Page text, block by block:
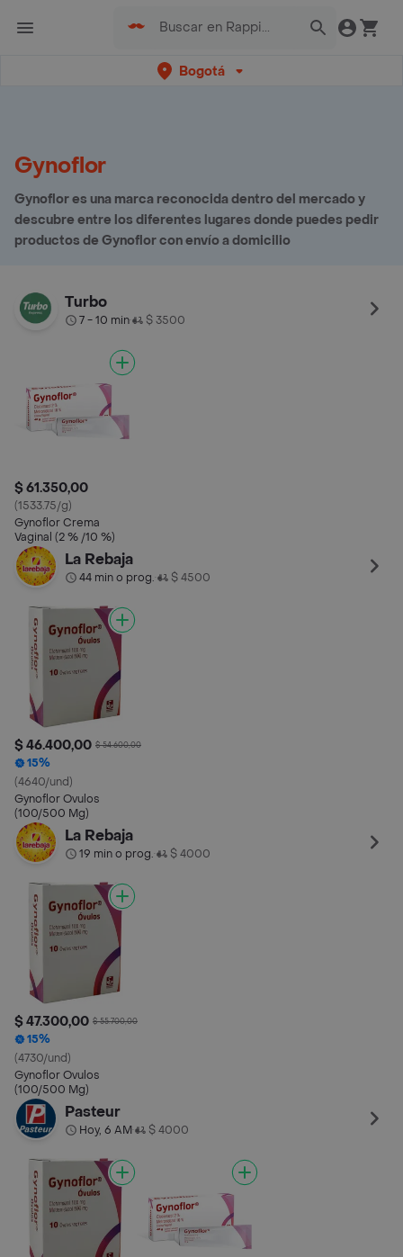
Bogotá
Gynoflor
Gynoflor es una marca reconocida dentro del mercado y
descubre entre los diferentes lugares donde puedes pedir
productos de Gynoflor con envío a domicilio
Turbo
7 - 10 min• $ 3500
$ 61.350,00
(1533.75/g)
Gynoflor Crema
Vaginal (2 % /10 %)
La Rebaja
44 min o prog.• $ 4500
$ 46.400,00 $ 54.600,00
15%
(4640/und)
Gynoflor Ovulos
(100/500 Mg)
La Rebaja
19 min o prog.• $ 4000
$ 47.300,00 $ 55.700,00
15%
(4730/und)
Gynoflor Ovulos
(100/500 Mg)
Pasteur
Hoy, 6 AM• $ 4000